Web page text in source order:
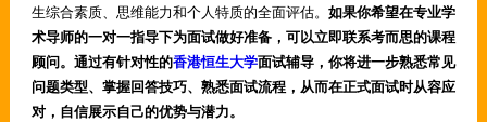
生综合素质、思维能力和个人特质的全面评估。 如果你希望在专业学
术导师的一对一指导下为面试做好准备，可以立即联系考而思的课程
顾问。通过有针对性的香港恒生大学面试辅导，你将进一步熟悉常见
问题类型、掌握回答技巧、熟悉面试流程，从而在正式面试时从容应
对，自信展示自己的优势与潜力。